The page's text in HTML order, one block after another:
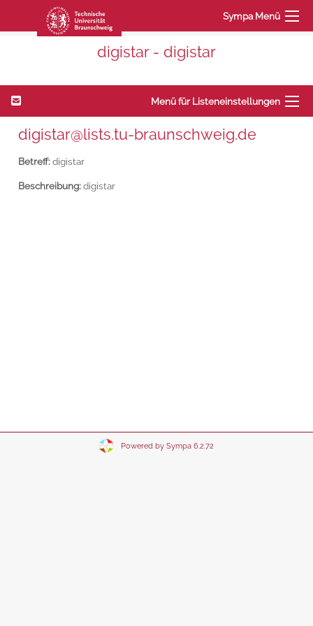
Sympa Menü
digistar - digistar
Menü für Listeneinstellungen
digistar@lists.tu-braunschweig.de
Betreff:digistar
Beschreibung:digistar
Powered by Sympa 6.2.72